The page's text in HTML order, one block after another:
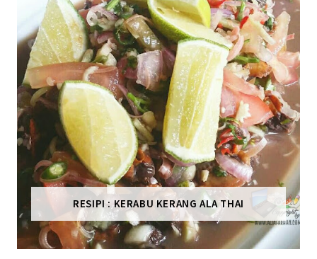
RESIPI : KERABU KERANG ALA THAI